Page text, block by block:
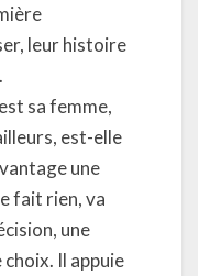
leur histoire
sa femme,
est-elle
une
fait rien, va
une
choix. Il appuie